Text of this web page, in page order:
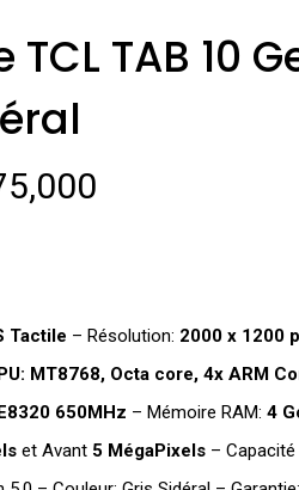
TAB 10
Tactile – Résolution: 2000 x 1200
MT8768, Octa core, 4x ARM
650MHz – Mémoire RAM: 4
et Avant 5 MégaPixels– Capacité